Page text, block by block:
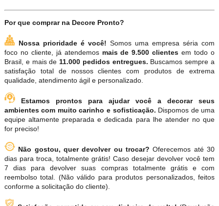
Por que comprar na Decore Pronto?
Nossa prioridade é você! Somos uma empresa séria com
foco no cliente, já atendemos mais de 9.500 clientes em todo o
Brasil, e mais de11.000 pedidos entregues. Buscamos sempre a
satisfação total de nossos clientes com produtos de extrema
qualidade, atendimento ágil e personalizado.
Estamos prontos para ajudar você a decorar seus
ambientes com muito carinho e sofisticação. Dispomos de uma
equipe altamente preparada e dedicada para lhe atender no que
for preciso!
Não gostou, quer devolver ou trocar?Oferecemos até 30
dias para troca, totalmente grátis! Caso desejar devolver você tem
7 dias para devolver suas compras totalmente grátis e com
reembolso total. (Não válido para produtos personalizados, feitos
conforme a solicitação do cliente).